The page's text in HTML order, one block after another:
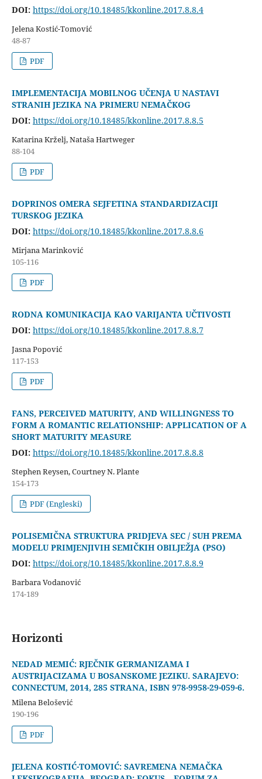
DOI: https://doi.org/10.18485/kkonline.2017.8.8.4
Jelena Kostić-Tomović
48-87
PDF
IMPLEMENTACIJA MOBILNOG UČENJA U NASTAVI
STRANIH JEZIKA NA PRIMERU NEMAČKOG
DOI: https://doi.org/10.18485/kkonline.2017.8.8.5
Katarina Krželj, Nataša Hartweger
88-104
PDF
DOPRINOS OMERA SEJFETINA STANDARDIZACIJI
TURSKOG JEZIKA
DOI: https://doi.org/10.18485/kkonline.2017.8.8.6
Mirjana Marinković
105-116
PDF
RODNA KOMUNIKACIJA KAO VARIJANTA UČTIVOSTI
DOI: https://doi.org/10.18485/kkonline.2017.8.8.7
Jasna Popović
117-153
PDF
FANS, PERCEIVED MATURITY, AND WILLINGNESS TO
FORM A ROMANTIC RELATIONSHIP: APPLICATION OF A
SHORT MATURITY MEASURE
DOI: https://doi.org/10.18485/kkonline.2017.8.8.8
Stephen Reysen, Courtney N. Plante
154-173
PDF (Engleski)
POLISEMIČNA STRUKTURA PRIDJEVA SEC / SUH PREMA
MODELU PRIMJENJIVIH SEMIČKIH OBILJEŽJA (PSO)
DOI: https://doi.org/10.18485/kkonline.2017.8.8.9
Barbara Vodanović
174-189
Horizonti
NEDAD MEMIĆ: RJEČNIK GERMANIZAMA I
AUSTRIJACIZAMA U BOSANSKOME JEZIKU. SARAJEVO:
CONNECTUM, 2014, 285 STRANA, ISBN 978-9958-29-059-6.
Milena Belošević
190-196
PDF
JELENA KOSTIĆ-TOMOVIĆ: SAVREMENA NEMAČKA